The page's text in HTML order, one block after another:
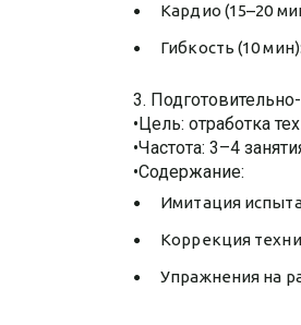
Кардио (15–20
Гибкость (10
3.
•Цель: отработка
•Частота: 3–4
•Содержание:
Имитация
Коррекция
Упражнения на